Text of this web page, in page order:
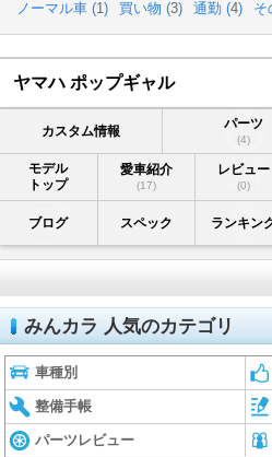
ノーマル車 (1) 買い物 (3) 通勤 (4) そ
ヤマハ ポップギャル
カスタム情報 パーツ
(4)
モデル
トップ
愛車紹介
(17)
レビュー
(0)
ブログ スペック ランキン
みんカラ 人気のカテゴリ
車種別
整備手帳
パーツレビュー